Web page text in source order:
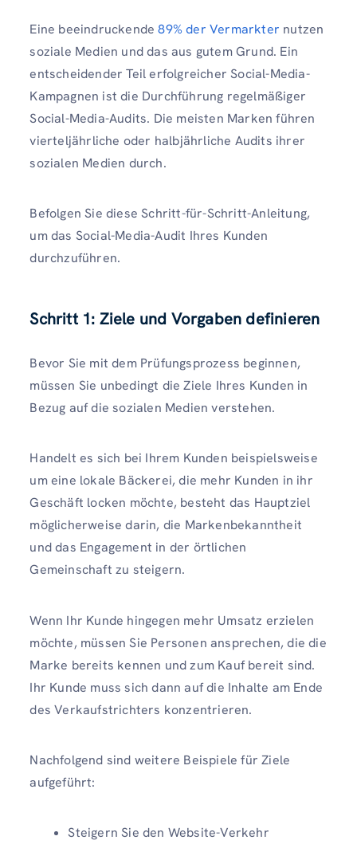
Eine beeindruckende89% der Vermarkter nutzen
soziale Medien und das aus gutem Grund. Ein
entscheidender Teil erfolgreicher Social-Media-
Kampagnen ist die Durchführung regelmäßiger
Social-Media-Audits. Die meisten Marken führen
vierteljährliche oder halbjährliche Audits ihrer
sozialen Medien durch.
Befolgen Sie diese Schritt-für-Schritt-Anleitung,
um das Social-Media-Audit Ihres Kunden
durchzuführen.
Schritt 1: Ziele und Vorgaben definieren
Bevor Sie mit dem Prüfungsprozess beginnen,
müssen Sie unbedingt die Ziele Ihres Kunden in
Bezug auf die sozialen Medien verstehen.
Handelt es sich bei Ihrem Kunden beispielsweise
um eine lokale Bäckerei, die mehr Kunden in ihr
Geschäft locken möchte, besteht das Hauptziel
möglicherweise darin, die Markenbekanntheit
und das Engagement in der örtlichen
Gemeinschaft zu steigern.
Wenn Ihr Kunde hingegen mehr Umsatz erzielen
möchte, müssen Sie Personen ansprechen, die die
Marke bereits kennen und zum Kauf bereit sind.
Ihr Kunde muss sich dann auf die Inhalte am Ende
des Verkaufstrichters konzentrieren.
Nachfolgend sind weitere Beispiele für Ziele
aufgeführt:
Steigern Sie den Website-Verkehr